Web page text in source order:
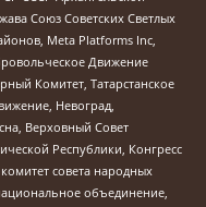
Союз Советских Светлых
Meta Platforms Inc,
Движение
Комитет, Татарстанское
Невоград,
Верховный Совет
Республики, Конгресс
совета народных
объединение,